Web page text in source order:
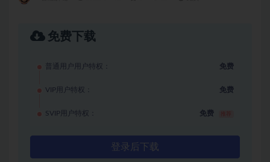
免费下载
普通用户用户特权： 免费
VIP用户特权： 免费
SVIP用户特权： 免费
登录后下载